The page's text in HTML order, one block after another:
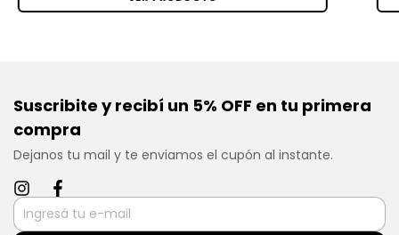
Suscribite y recibí un 5% OFF en tu primera
compra
Dejanos tu mail y te enviamos el cupón al instante.